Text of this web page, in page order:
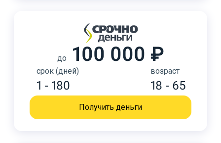
до 100 000 ₽
срок (дней)
1 - 180
возраст
18 - 65
Получить деньги